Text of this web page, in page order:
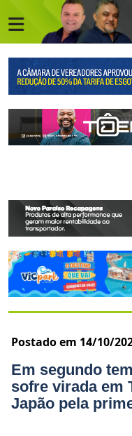
Postado em 14/10/
Em segundo
sofre virada em
Japão pela